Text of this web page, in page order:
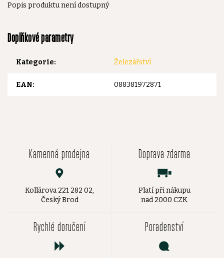
Popis produktu není dostupný
Doplňkové parametry
Kategorie: Železářství
EAN: 088381972871
Kamenná prodejna
Kollárova 221 282 02,
Český Brod
Doprava zdarma
Platí při nákupu
nad 2000 CZK
Rychlé doručení Poradenství